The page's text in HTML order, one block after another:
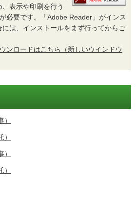
表示や印刷を行う
必要です。「Adobe Reader」がインス
には、インストールをまず行ってからご
ンロードはこちら（新しいウインドウ